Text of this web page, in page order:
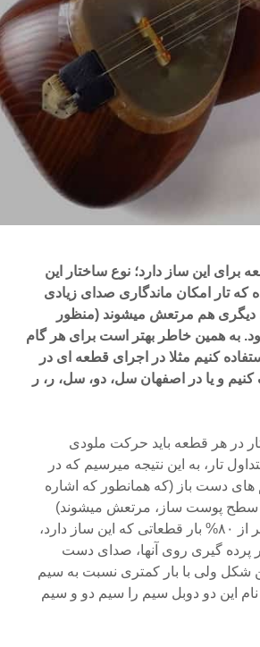
این ساز دارد؛ نوع ساختار این
که تار امکان ماندگاری صدای زیادی
دیگری هم مرتعش میشوند (منظور
به همین خاطر بهتر است برای هر گام
کنیم مثلا در اجرای قطعه ای در
و یا در اصفهان سل، دو، سل، ر، ر
در هر قطعه باید حرکت ملودی
تار، به این نتیجه میرسیم که در
های دست باز (که همانطور که اشاره
سطح پوست ساز، مرتعش میشوند)
وجود دارند و کوک شدن سیم اول تار به خاطر اینکه بیشتر از ۸۰% بار قطعاتی که این ساز دارد،
گیری روی آنها، صدای دست
شکل ولی با بار کمتری نسبت به سیم
این دو دوبل سیم را سیم دو و سیم